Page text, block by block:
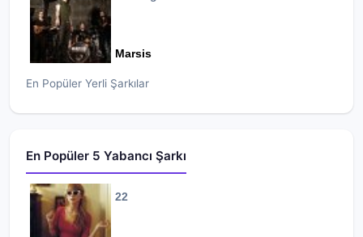
Marsis
En Popüler Yerli Şarkılar
En Popüler 5 Yabancı Şarkı
22